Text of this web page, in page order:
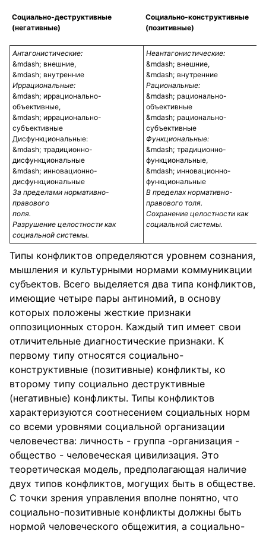
Социально-деструктивные
(негативные)
Социально-конструктивные
(позитивные)
Антагонистические:
внешние,
внутренние
Иррациональные:
иррационально-
объективные,
иррационально-
субъективные
Дисфункциональные:
традиционно-
дисфункциональные
инновационно-
дисфункциональные
За пределами нормативно-
правового
поля.
Разрушение целостности как
социальной системы.
Неантагонистические:
внешние,
внутренние
Рациональные:
рационально-
объективные
рационально-
субъективные
Функциональные:
традиционно-
функциональные,
инновационно-
функциональные
В пределах нормативно-
правового толя.
Сохранение целостности как
социальной системы.
Типы конфликтов определяются уровнем сознания,
мышления и культурными нормами коммуникации
субъектов. Всего выделяется два типа конфликтов,
имеющие четыре пары антиномий, в основу
которых положены жесткие признаки
оппозиционных сторон. Каждый тип имеет свои
отличительные диагностические признаки. К
первому типу относятся социально-
конструктивные (позитивные) конфликты, ко
второму типу социально деструктивные
(негативные) конфликты. Типы конфликтов
характеризуются соотнесением социальных норм
со всеми уровнями социальной организации
человечества: личность - группа -организация -
общество - человеческая цивилизация. Это
теоретическая модель, предполагающая наличие
двух типов конфликтов, могущих быть в обществе.
С точки зрения управления вполне понятно, что
социально-позитивные конфликты должны быть
нормой человеческого общежития, а социально-